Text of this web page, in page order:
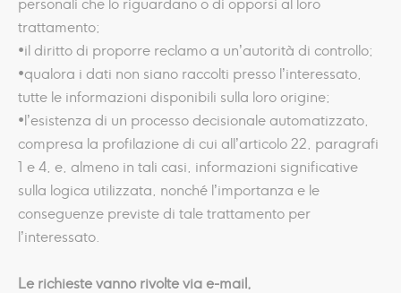
personali che lo riguardano o di opporsi al loro
trattamento;
•il diritto di proporre reclamo a un’autorità di controllo;
•qualora i dati non siano raccolti presso l’interessato,
tutte le informazioni disponibili sulla loro origine;
•l’esistenza di un processo decisionale automatizzato,
compresa la profilazione di cui all’articolo 22, paragrafi
1 e 4, e, almeno in tali casi, informazioni significative
sulla logica utilizzata, nonché l’importanza e le
conseguenze previste di tale trattamento per
l’interessato.
Le richieste vanno rivolte via e-mail,